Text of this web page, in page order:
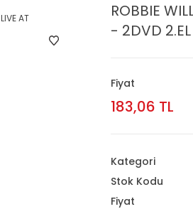
ROBBIE
- 2DVD 2.EL
Fiyat
183,06 TL
Kategori
Stok Kodu
Fiyat